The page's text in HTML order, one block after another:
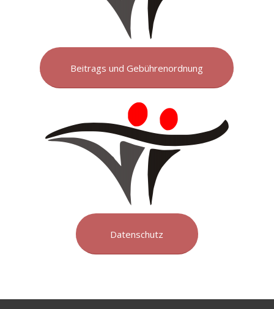
Beitrags und Gebührenordnung
Datenschutz